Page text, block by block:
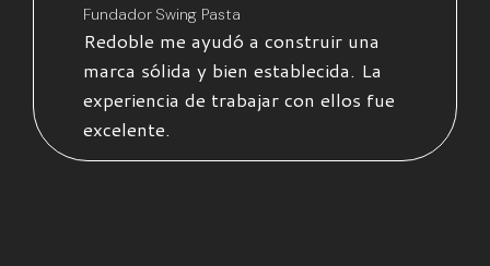
Fundador Swing Pasta
Redoble me ayudó a construir una
marca sólida y bien establecida. La
experiencia de trabajar con ellos fue
excelente.